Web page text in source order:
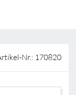
Nr.: 170820